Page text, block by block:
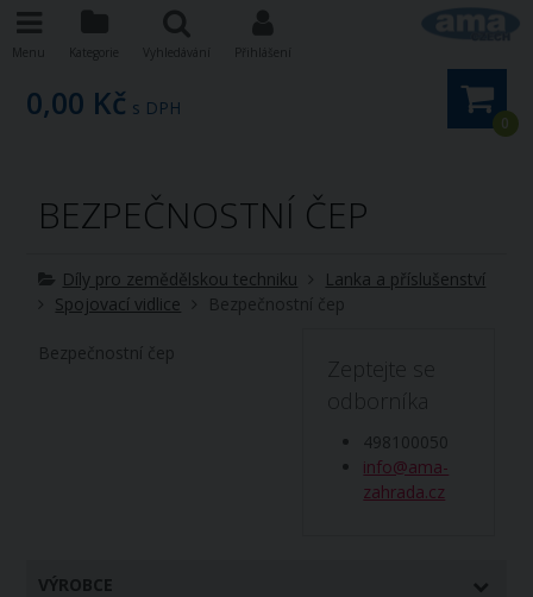
0
0,00 Kč s DPH
BEZPEČNOSTNÍ ČEP
Díly pro zemědělskou techniku
Lanka a příslušenství
Spojovací vidlice
Bezpečnostní čep
Zeptejte se
odborníka
498100050
info@ama-
zahrada.cz
Bezpečnostní čep
VÝROBCE
Menu Kategorie Vyhledávání Přihlášení